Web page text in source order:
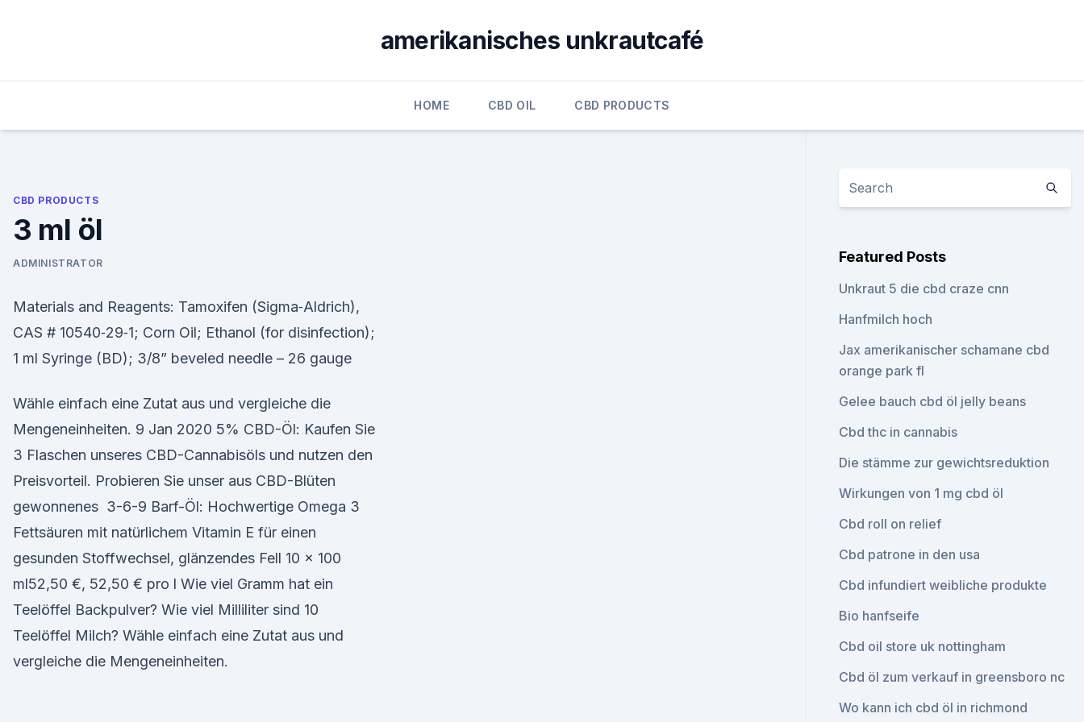
amerikanisches unkrautcafé
HOME CBD OIL CBD PRODUCTS
CBD PRODUCTS
3 ml öl
ADMINISTRATOR
Materials and Reagents: Tamoxifen (Sigma‐Aldrich),
CAS # 10540‐29‐1; Corn Oil; Ethanol (for disinfection);
1 ml Syringe (BD); 3/8” beveled needle – 26 gauge
Wähle einfach eine Zutat aus und vergleiche die
Mengeneinheiten. 9 Jan 2020 5% CBD-Öl: Kaufen Sie
3 Flaschen unseres CBD-Cannabisöls und nutzen den
Preisvorteil. Probieren Sie unser aus CBD-Blüten
gewonnenes 3-6-9 Barf-Öl: Hochwertige Omega 3
Fettsäuren mit natürlichem Vitamin E für einen
gesunden Stoffwechsel, glänzendes Fell 10 x 100
ml52,50 €, 52,50 € pro l Wie viel Gramm hat ein
Teelöffel Backpulver? Wie viel Milliliter sind 10
Teelöffel Milch? Wähle einfach eine Zutat aus und
vergleiche die Mengeneinheiten.
Featured Posts
Unkraut 5 die cbd craze cnn
Hanfmilch hoch
Jax amerikanischer schamane cbd
orange park fl
Gelee bauch cbd öl jelly beans
Cbd thc in cannabis
Die stämme zur gewichtsreduktion
Wirkungen von 1 mg cbd öl
Cbd roll on relief
Cbd patrone in den usa
Cbd infundiert weibliche produkte
Bio hanfseife
Cbd oil store uk nottingham
Cbd öl zum verkauf in greensboro nc
Wo kann ich cbd öl in richmond